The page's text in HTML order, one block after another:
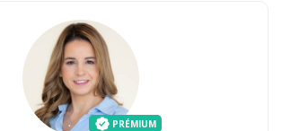
PRÉMIUM